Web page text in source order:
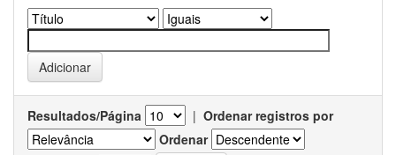
Resultados/Página | Ordenar registros por
Ordenar